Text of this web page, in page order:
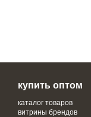
купить оптом
каталог товаров
витрины брендов